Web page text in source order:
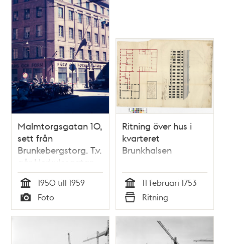
Malmtorgsgatan 10,
sett från
Brunkebergstorg. T.v.
går Herkulesgatan
österut. Nuvarande
södra delen av
Gallerian
Tid
1950 till 1959
Typ
Foto
Ritning över hus i
kvarteret
Brunkhalsen
Tid
11 februari 1753
Typ
Ritning